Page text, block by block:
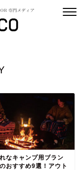
なキャンプ用ブラン
おすすめ9選！アウト